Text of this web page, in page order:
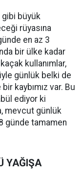
gibi büyük
rüyasına
en az 3
bir ülke kadar
kullanımlar,
günlük belki de
kaybımız var. Bu
ediyor ki
mevcut günlük
günde tamamen
YAĞIŞA